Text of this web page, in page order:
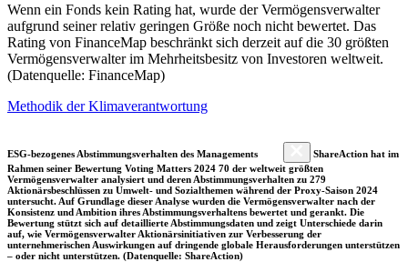
Wenn ein Fonds kein Rating hat, wurde der Vermögensverwalter
aufgrund seiner relativ geringen Größe noch nicht bewertet. Das
Rating von FinanceMap beschränkt sich derzeit auf die 30 größten
Vermögensverwalter im Mehrheitsbesitz von Investoren weltweit.
(Datenquelle: FinanceMap)
Methodik der Klimaverantwortung
ESG-bezogenes Abstimmungsverhalten des Managements
ShareAction hat im
Rahmen seiner Bewertung Voting Matters 2024 70 der weltweit größten
Vermögensverwalter analysiert und deren Abstimmungsverhalten zu 279
Aktionärsbeschlüssen zu Umwelt- und Sozialthemen während der Proxy-Saison 2024
untersucht. Auf Grundlage dieser Analyse wurden die Vermögensverwalter nach der
Konsistenz und Ambition ihres Abstimmungsverhaltens bewertet und gerankt. Die
Bewertung stützt sich auf detaillierte Abstimmungsdaten und zeigt Unterschiede darin
auf, wie Vermögensverwalter Aktionärsinitiativen zur Verbesserung der
unternehmerischen Auswirkungen auf dringende globale Herausforderungen unterstützen
– oder nicht unterstützen. (Datenquelle: ShareAction)